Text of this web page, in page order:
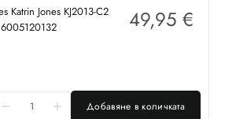
Katrin Jones KJ2013-C2
49,95 €
Добавяне в количката